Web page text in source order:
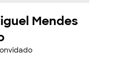
Mendes